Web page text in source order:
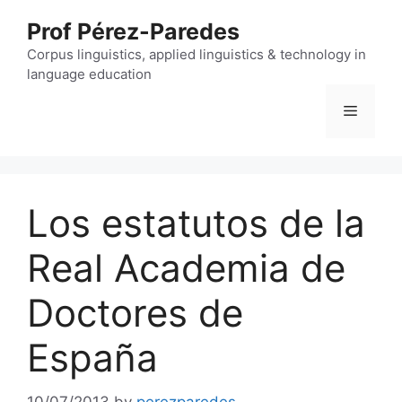
content
Prof Pérez-Paredes
Corpus linguistics, applied linguistics & technology in
language education
Menu
Los estatutos de la
Real Academia de
Doctores de
España